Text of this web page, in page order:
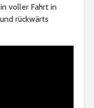
voller Fahrt in
rückwärts